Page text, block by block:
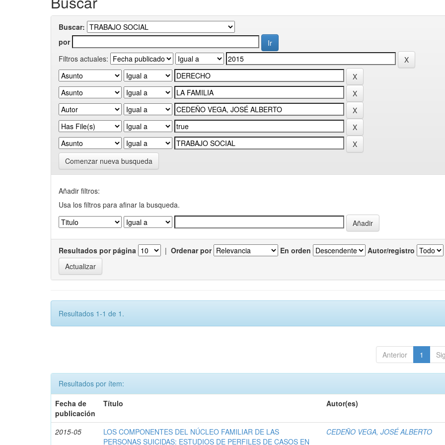
Buscar:
por
Filtros actuales:
Comenzar nueva busqueda
Añadir filtros:
Usa los filtros para afinar la busqueda.
Resultados por página | Ordenar por En orden Autor/registro
Resultados 1-1 de 1.
Anterior 1
Resultados por ítem:
Fecha de
publicación
Título Autor(es)
2015-05
LOS COMPONENTES DEL NÚCLEO FAMILIAR DE LAS
PERSONAS SUICIDAS: ESTUDIOS DE PERFILES DE CASOS EN
CEDEÑO VEGA, JOSÉ ALBERTO